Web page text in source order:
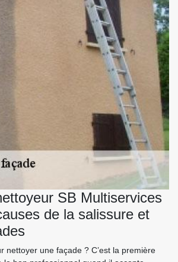
SB Multiservices
de la salissure et
nettoyer une façade ? C’est la première